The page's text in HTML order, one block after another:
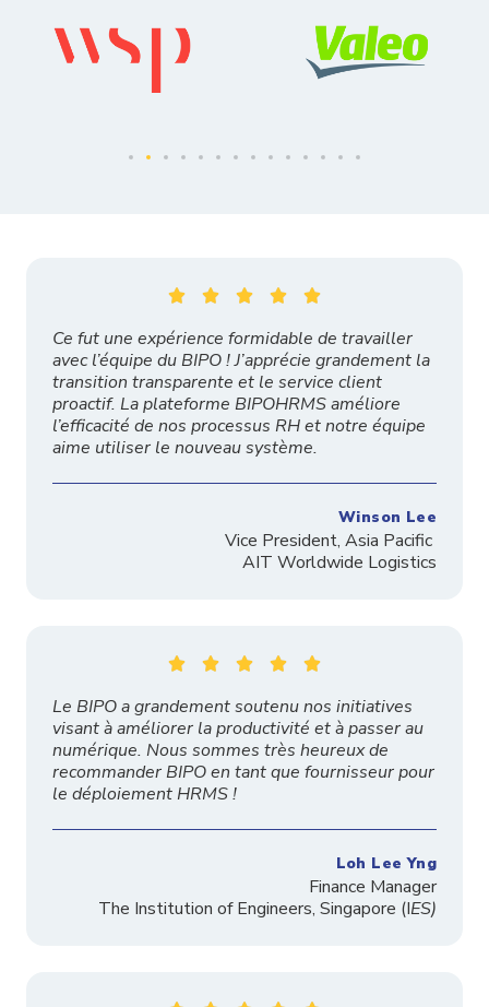
    
Ce fut une expérience formidable de travailler
avec l’équipe du BIPO ! J’apprécie grandement la
transition transparente et le service client
proactif. La plateforme BIPOHRMS améliore
l’efficacité de nos processus RH et notre équipe
aime utiliser le nouveau système.
Winson Lee
Vice President, Asia Pacific
AIT Worldwide Logistics
    
Le BIPO a grandement soutenu nos initiatives
visant à améliorer la productivité et à passer au
numérique. Nous sommes très heureux de
recommander BIPO en tant que fournisseur pour
le déploiement HRMS !
Loh Lee Yng
Finance Manager
The Institution of Engineers, Singapore (IES)